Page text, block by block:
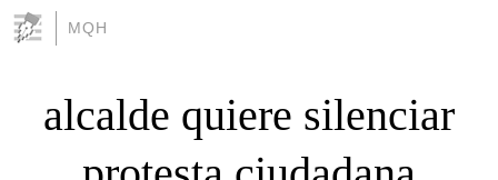
MQH
alcalde quiere silenciar